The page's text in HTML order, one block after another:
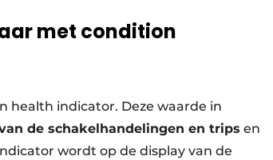
met condition
health indicator. Deze waarde in
de schakelhandelingen en trips en
wordt op de display van de